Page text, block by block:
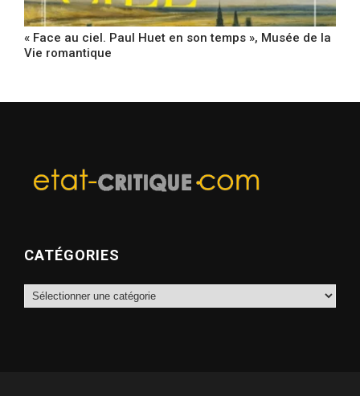
« Face au ciel. Paul Huet en son temps », Musée de la
Vie romantique
CATÉGORIES
Catégories